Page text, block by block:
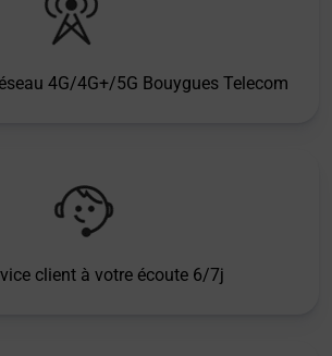
4G/4G+/5G Bouygues Telecom
client à votre écoute 6/7j